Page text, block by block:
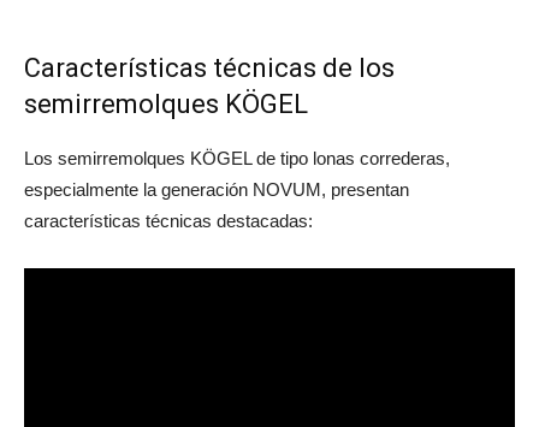
Características técnicas de los
semirremolques KÖGEL
Los semirremolques KÖGEL de tipo lonas correderas,
especialmente la generación NOVUM, presentan
características técnicas destacadas: